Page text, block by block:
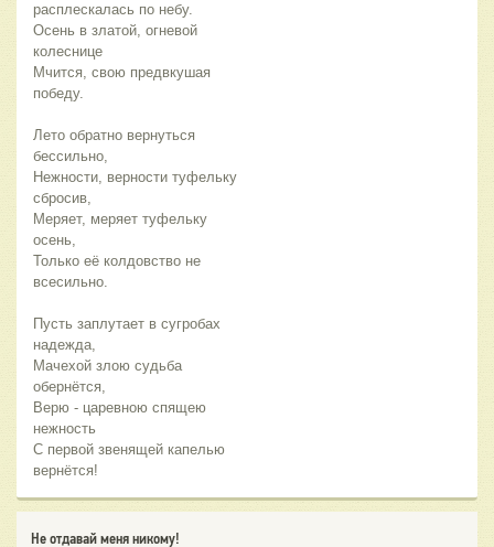
расплескалась по небу.
Осень в златой, огневой
колеснице
Мчится, свою предвкушая
победу.
Лето обратно вернуться
бессильно,
Нежности, верности туфельку
сбросив,
Меряет, меряет туфельку
осень,
Только её колдовство не
всесильно.
Пусть заплутает в сугробах
надежда,
Мачехой злою судьба
обернётся,
Верю - царевною спящею
нежность
С первой звенящей капелью
вернётся!
Не отдавай меня никому!